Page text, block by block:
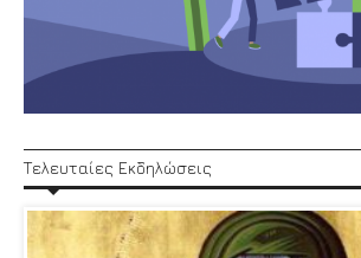
Τελευταίες Εκδηλώσεις